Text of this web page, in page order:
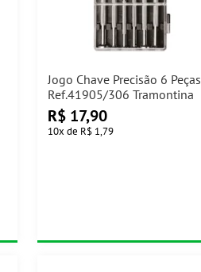
Jogo Chave Precisão 6 Peças
Ref.41905/306 Tramontina
R$ 17,90
10x de R$ 1,79